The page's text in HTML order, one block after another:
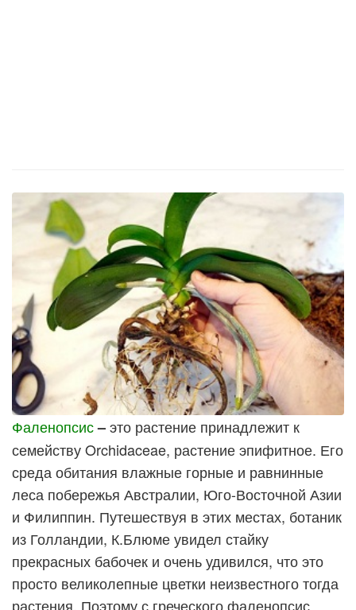
Фаленопсис–это растение принадлежит к
семейству Orchidaceae, растение эпифитное. Его
среда обитания влажные горные и равнинные
леса побережья Австралии, Юго-Восточной Азии
и Филиппин. Путешествуя в этих местах, ботаник
из Голландии, К.Блюме увидел стайку
прекрасных бабочек и очень удивился, что это
просто великолепные цветки неизвестного тогда
растения. Поэтому с греческогофаленопсис